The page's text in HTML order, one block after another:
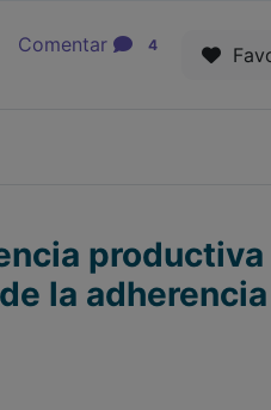
Comentar 4
la adherencia